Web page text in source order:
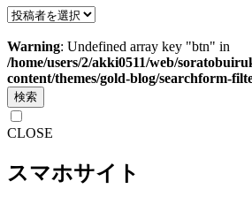
Warning: Undefined array key "btn" in
/home/users/2/akki0511/web/
content/themes/gold-blog/searchform-
検索
CLOSE
スマホサイト